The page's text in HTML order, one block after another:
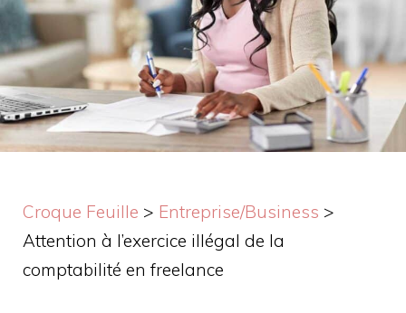
Croque Feuille > Entreprise/Business >
Attention à l’exercice illégal de la
comptabilité en freelance